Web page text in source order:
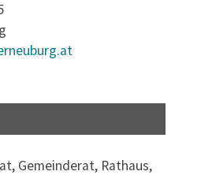
Gemeinderat, Rathaus,